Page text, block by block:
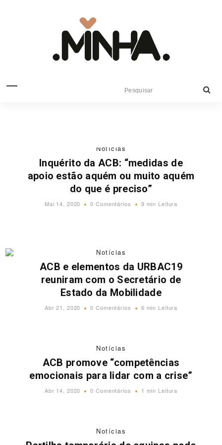
Notícias
Inquérito da ACB: “medidas de
apoio estão aquém ou muito aquém
do que é preciso”
Mai 14, 2020 0 Comentários 9 min Leitura
Notícias
ACB e elementos da URBAC19
reuniram com o Secretário de
Estado da Mobilidade
Abr 21, 2020 0 Comentários 6 min Leitura
Notícias
ACB promove “competências
emocionais para lidar com a crise”
Abr 14, 2020 0 Comentários 1 min Leitura
Notícias